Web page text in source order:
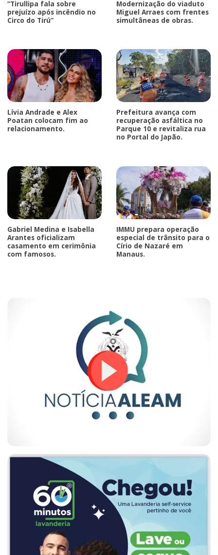
“Tirullipa fala sobre
prejuízo após incêndio no
Circo do Tirú”
Modernização do viaduto
Miguel Arraes com frentes
simultâneas de obras.
Lívia Andrade e Alex
Poatan colocam fim ao
relacionamento.
Prefeitura avança com
recuperação asfáltica no
Parque 10 e revitaliza rua
no Portal do Japão.
Gabriel Medina e Isabella
Arantes oficializam
casamento em cerimônia
com famosos.
IMMU prepara operação
especial de trânsito para o
Círio de Nazaré em
Manaus.